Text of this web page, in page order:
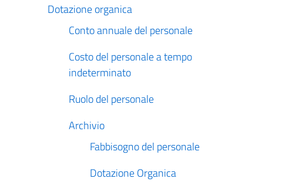
Dotazione organica
Conto annuale del personale
Costo del personale a tempo
indeterminato
Ruolo del personale
Archivio
Fabbisogno del personale
Dotazione Organica